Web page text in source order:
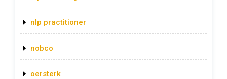
nlp practitioner
nobco
oersterk